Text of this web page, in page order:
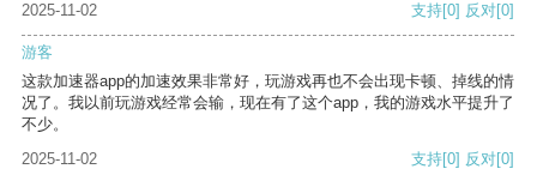
2025-11-02 支持[0] 反对[0]
游客
这款加速器app的加速效果非常好，玩游戏再也不会出现卡顿、掉线的情
况了。我以前玩游戏经常会输，现在有了这个app，我的游戏水平提升了
不少。
2025-11-02
支持[0] 反对[0]